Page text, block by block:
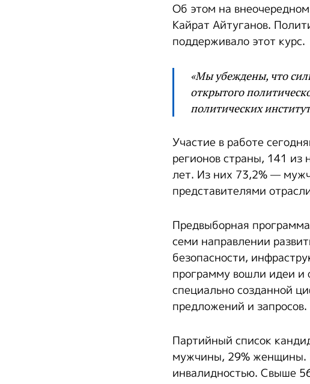
Об этом на
Кайрат Айтуганов.
поддерживало этот курс.
«Мы убеждены, что
открытого
политических
Участие в работе
регионов страны, 141 из
лет. Из них 73,2% —
представителями
Предвыборная
семи направлении
безопасности,
программу вошли идеи и
специально созданной
предложений и запросов.
Партийный список
мужчины, 29% женщины.
инвалидностью. Свыше